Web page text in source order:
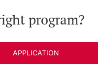
program?
APPLICATION